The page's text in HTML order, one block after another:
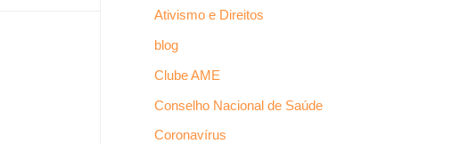
Ativismo e Direitos
blog
Clube AME
Conselho Nacional de Saúde
Coronavírus